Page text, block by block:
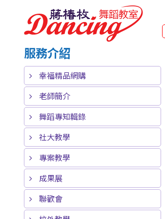
服務介紹
幸福精品網購
老師簡介
舞蹈專知輯錄
社大教學
專案教學
成果展
聯歡會